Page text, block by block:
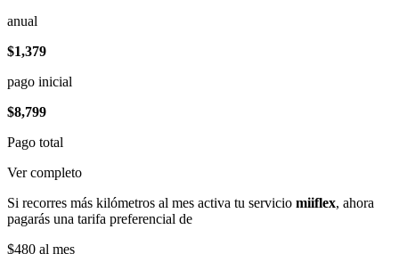
anual
$1,379
pago inicial
$8,799
Pago total
Ver completo
Si recorres más kilómetros al mes activa tu servicio miiflex, ahora
pagarás una tarifa preferencial de
$480 al mes